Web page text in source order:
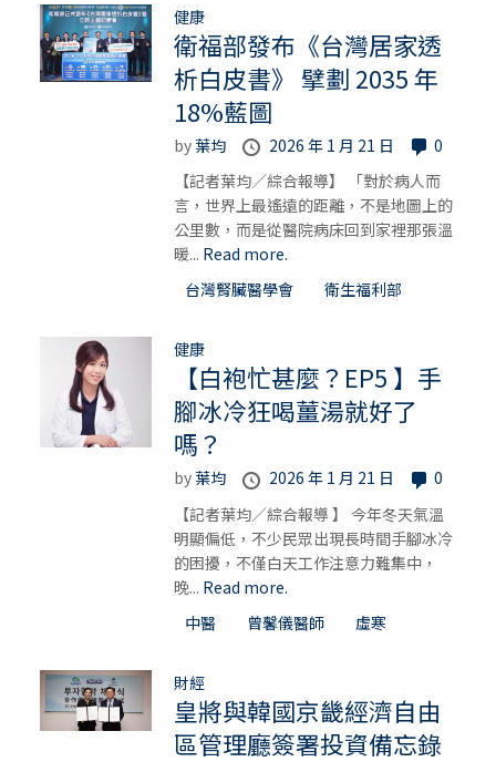
健康
衛福部發布《台灣居家透
析白皮書》 擘劃 2035 年
18%藍圖
by葉均 2026 年 1 月 21 日
0
【記者葉均／綜合報導】 「對於病人而
言，世界上最遙遠的距離，不是地圖上的
公里數，而是從醫院病床回到家裡那張溫
暖... Read more.
台灣腎臟醫學會
衛生福利部
健康
【白袍忙甚麼？EP5 】手
腳冰冷狂喝薑湯就好了
嗎？
by葉均 2026 年 1 月 21 日
0
【記者葉均／綜合報導 】 今年冬天氣溫
明顯偏低，不少民眾出現長時間手腳冰冷
的困擾，不僅白天工作注意力難集中，
晚... Read more.
中醫
曾馨儀醫師 虛寒
財經
皇將與韓國京畿經濟自由
區管理廳簽署投資備忘錄